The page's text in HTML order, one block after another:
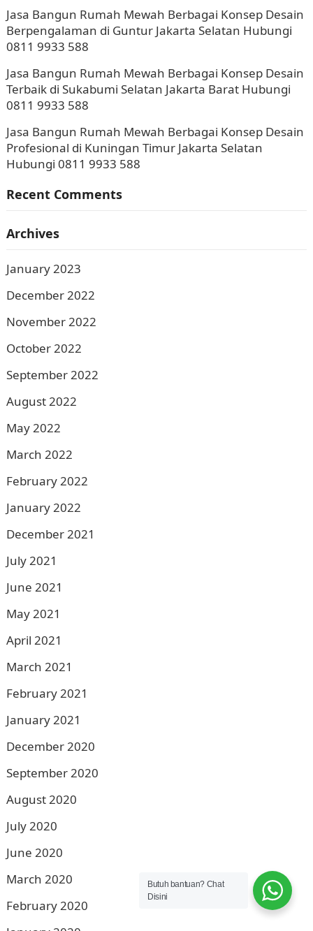
Jasa Bangun Rumah Mewah Berbagai Konsep Desain
Berpengalaman di Guntur Jakarta Selatan Hubungi
0811 9933 588
Jasa Bangun Rumah Mewah Berbagai Konsep Desain
Terbaik di Sukabumi Selatan Jakarta Barat Hubungi
0811 9933 588
Jasa Bangun Rumah Mewah Berbagai Konsep Desain
Profesional di Kuningan Timur Jakarta Selatan
Hubungi 0811 9933 588
Recent Comments
Archives
January 2023
December 2022
November 2022
October 2022
September 2022
August 2022
May 2022
March 2022
February 2022
January 2022
December 2021
July 2021
June 2021
May 2021
April 2021
March 2021
February 2021
January 2021
December 2020
September 2020
August 2020
July 2020
June 2020
March 2020
February 2020
Butuh bantuan? Chat
Disini